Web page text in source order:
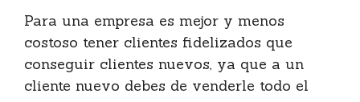
Para una empresa es mejor y menos
costoso tener clientes fidelizados que
conseguir clientes nuevos, ya que a un
cliente nuevo debes de venderle todo el